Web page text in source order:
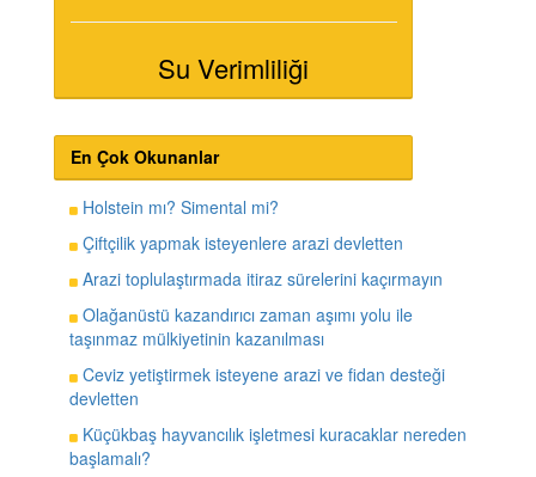
Su Verimliliği
En Çok Okunanlar
Holstein mı? Simental mi?
Çiftçilik yapmak isteyenlere arazi devletten
Arazi toplulaştırmada itiraz sürelerini kaçırmayın
Olağanüstü kazandırıcı zaman aşımı yolu ile
taşınmaz mülkiyetinin kazanılması
Ceviz yetiştirmek isteyene arazi ve fidan desteği
devletten
Küçükbaş hayvancılık işletmesi kuracaklar nereden
başlamalı?